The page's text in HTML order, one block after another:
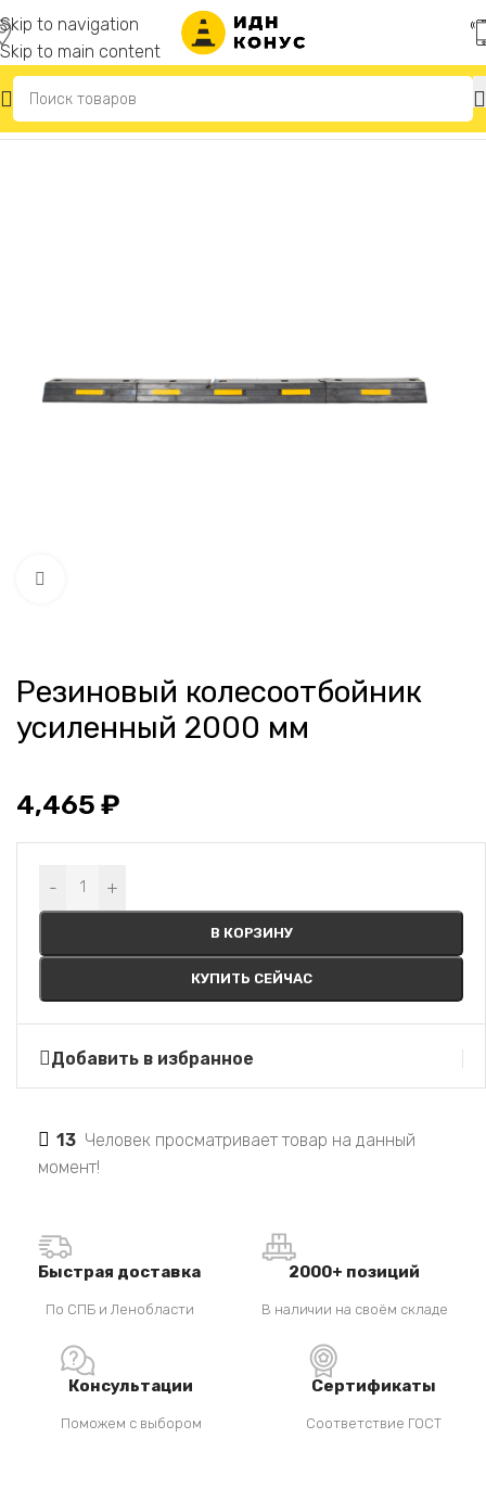
Skip to navigation
Skip to main content
Главная Колесоотбойники
Резиновый колесоотбойник
усиленный 2000 мм
4,465 ₽
- +
В КОРЗИНУ
КУПИТЬ СЕЙЧАС
Alternative:
Добавить в избранное
13 Человек просматривает товар на данный
момент!
Быстрая доставка
По СПБ и Ленобласти
2000+ позиций
В наличии на своём складе
Консультации
Поможем с выбором
Сертификаты
Соответствие ГОСТ